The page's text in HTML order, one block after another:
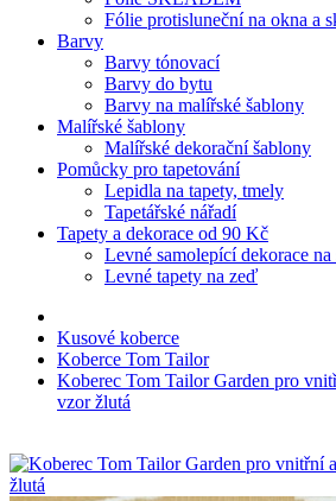
Fólie protisluneční na okna a
Barvy
Barvy tónovací
Barvy do bytu
Barvy na malířské šablony
Malířské šablony
Malířské dekorační šablony
Pomůcky pro tapetování
Lepidla na tapety, tmely
Tapetářské nářadí
Tapety a dekorace od 90 Kč
Levné samolepící dekorace
Levné tapety na zeď
Kusové koberce
Koberce Tom Tailor
Koberec Tom Tailor Garden pro
vzor žlutá